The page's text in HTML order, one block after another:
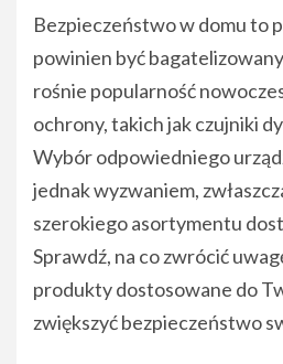
Bezpieczeństwo w domu to
powinien być
rośnie popularność
ochrony, takich jak czujniki
Wybór odpowiedniego
jednak wyzwaniem,
szerokiego asortymentu
Sprawdź, na co zwrócić
produkty dostosowane do
zwiększyć bezpieczeństwo